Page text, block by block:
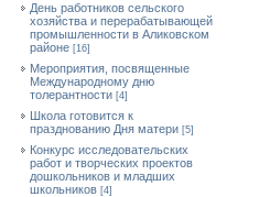
День работников сельского
хозяйства и перерабатывающей
промышленности в Аликовском
районе [16]
Мероприятия, посвященные
Международному дню
толерантности [4]
Школа готовится к
празднованию Дня матери [5]
Конкурс исследовательских
работ и творческих проектов
дошкольников и младших
школьников [4]